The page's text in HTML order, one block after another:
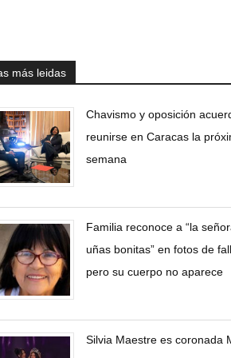
más leidas
Chavismo y oposición
reunirse en Caracas la
semana
Familia reconoce a “la
uñas bonitas” en fotos de
pero su cuerpo no aparece
Silvia Maestre es coronada